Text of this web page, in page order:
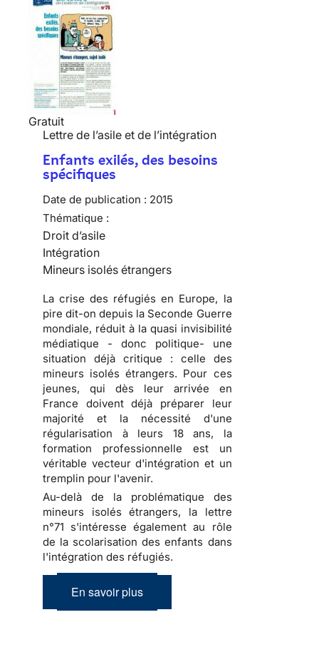
Gratuit
Lettre de l’asile et de l’intégration
Enfants exilés, des besoins
spécifiques
Date de publication : 2015
Thématique :
Droit d’asile
Intégration
Mineurs isolés étrangers
La crise des réfugiés en Europe, la
pire dit-on depuis la Seconde Guerre
mondiale, réduit à la quasi invisibilité
médiatique - donc politique- une
situation déjà critique : celle des
mineurs isolés étrangers. Pour ces
jeunes, qui dès leur arrivée en
France doivent déjà préparer leur
majorité et la nécessité d'une
régularisation à leurs 18 ans, la
formation professionnelle est un
véritable vecteur d'intégration et un
tremplin pour l'avenir.
Au-delà de la problématique des
mineurs isolés étrangers, la lettre
n°71 s'intéresse également au rôle
de la scolarisation des enfants dans
l'intégration des réfugiés.
En savoir plus